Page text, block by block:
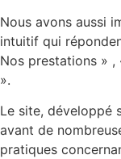
Nous avons aussi
intuitif qui
Nos prestations » ,
».
Le site, développé
avant de
pratiques